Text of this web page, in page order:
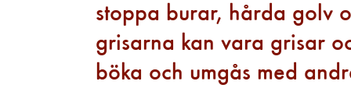
stoppa burar, hårda golv
grisarna kan vara grisar
böka och umgås med